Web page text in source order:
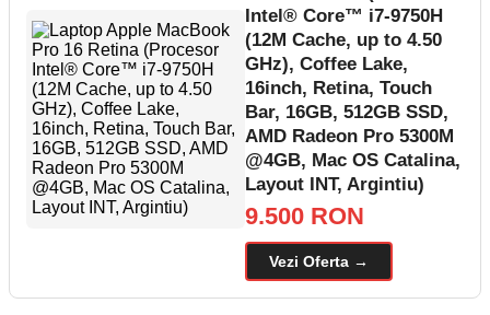
Intel® Core™ i7-9750H
(12M Cache, up to 4.50
GHz), Coffee Lake,
16inch, Retina, Touch
Bar, 16GB, 512GB SSD,
AMD Radeon Pro 5300M
@4GB, Mac OS Catalina,
Layout INT, Argintiu)
9.500 RON
Vezi Oferta →